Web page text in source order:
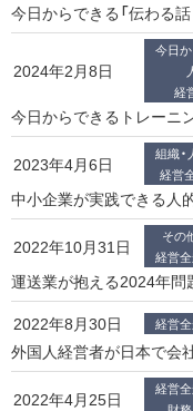
今日からできる「伝わる話
2024年2月8日
今日
経
今日からできるトレーニ
2023年4月6日
組織・
経営
中小企業が実践できる人
2022年10月31日
その
経営
運送業が抱える2024年問
2022年8月30日
経営
外国人経営者が日本で会
2022年4月25日
経営